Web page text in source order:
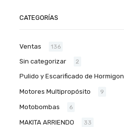
CATEGORÍAS
Ventas 136
Sin categorizar 2
Pulido y Escarificado de Hormigon
Motores Multipropósito 9
Motobombas 6
MAKITA ARRIENDO 33